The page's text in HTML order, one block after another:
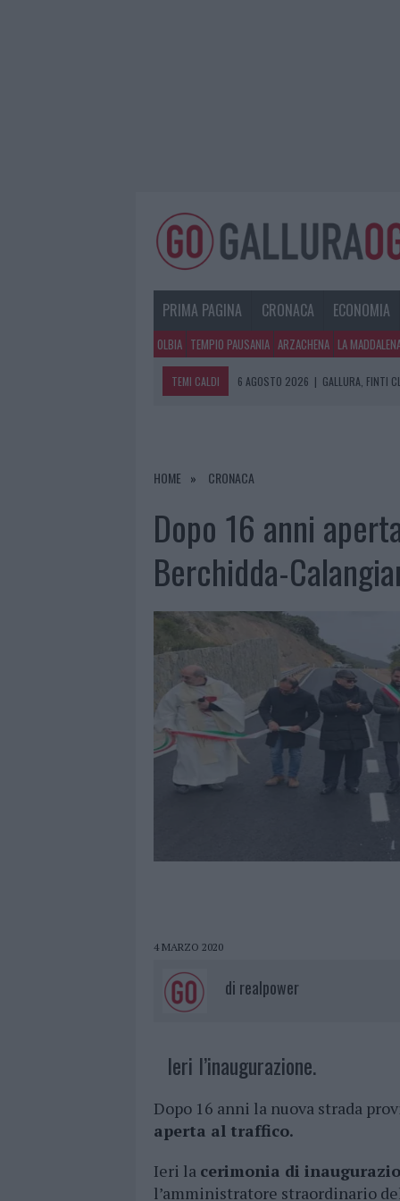
PRIMA PAGINA CRONACA ECONOMIA
OLBIA TEMPIO PAUSANIA ARZACHENA LA
TEMI CALDI 6 AGOSTO 2026 | GALLURA, FINTI
6 AGOSTO 2026
|
HOME CRONACA
Dopo 16 anni
Berchidda-
4 MARZO 2020
di realpower
Ieri l’inaugurazione.
Dopo 16 anni la nuova strada
aperta al traffico.
Ieri la cerimonia di
l’amministratore straordinario